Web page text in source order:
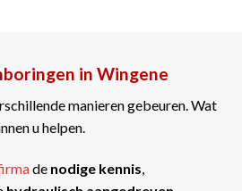
in Wingene
manieren gebeuren. Wat
u helpen.
de nodige kennis